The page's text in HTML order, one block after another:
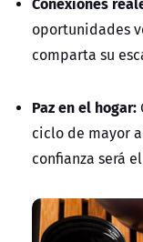
oportunidades
comparta su
Paz en el hogar:
ciclo de mayor
confianza será